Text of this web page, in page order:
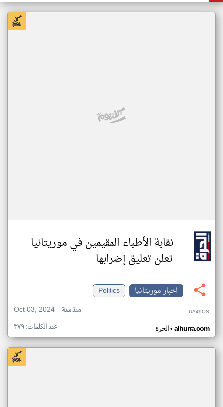
نقابة الأطباء المقيمين في موريتانيا
تعلن تعليق إضرابها
اخبار موريتانيا
Politics
Oct 03, 2024
منذ سنة UA49OS
الحرة• alhurra.com عدد الكلمات: ٣٧٩